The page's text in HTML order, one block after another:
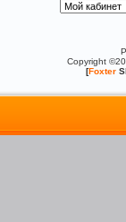
Copyright
[Foxter